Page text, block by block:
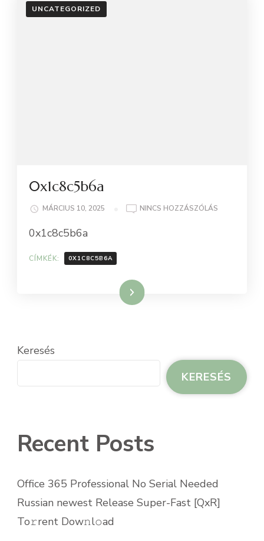
UNCATEGORIZED
0x1c8c5b6a
MÁRCIUS 10, 2025 NINCS HOZZÁSZÓLÁS
0x1c8c5b6a
CÍMKÉK: 0X1C8C5B6A
Tovább
Keresés
KERESÉS
Recent Posts
Office 365 Professional No Serial Needed
Russian newest Release Super-Fast [QxR]
To𝚛rent Dow𝚗l𝚘ad